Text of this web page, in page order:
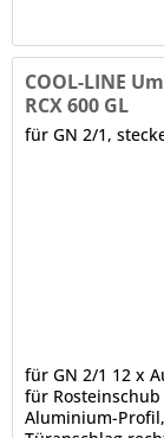
COOL-LINE
RCX 600 GL
für GN 2/1,
für GN 2/1 12 x
für
Aluminium-